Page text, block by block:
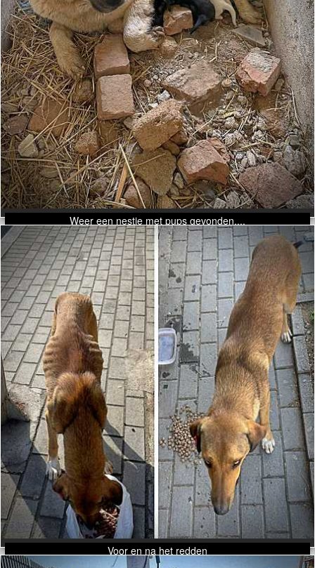
Weer een nestje met pups gevonden....
Voor en na het redden